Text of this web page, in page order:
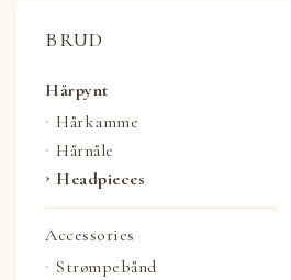
BRUD
Hårpynt
Hårkamme
Hårnåle
Headpieces
Accessories
Strømpebånd